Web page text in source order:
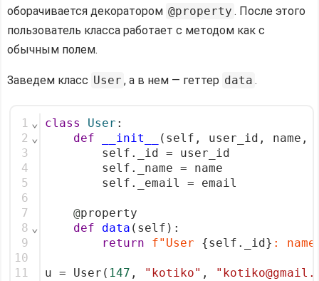
оборачивается декоратором @property . После этого
пользователь класса работает с методом как с
обычным полем.
Заведем класс User , а в нем — геттер data .
1
2
3
4
5
6
7
8
9
10
11
⌄
⌄
⌄
class User :
def
__init__
(self, user_id, name,
        self._id = user_id
        self._name = name
        self._email = email
@property
def
data (self):
return
f"User {self._id} :
u = User( 147 , "kotiko" ,